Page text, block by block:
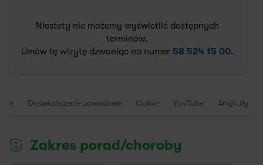
Niestety nie możemy wyświetlić dostępnych
terminów.
Umów tę wizytę dzwoniąc na numer 58 524 15 00.
Doświadczenie zawodowe Opinie YouTube Artykuły
Zakres porad/choroby